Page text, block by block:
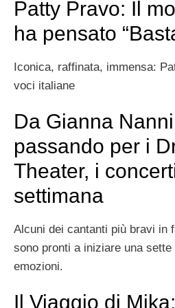
Patty Pravo: Il
ha pensato
Iconica, raffinata, immensa:
voci italiane
Da Gianna
passando per i
Theater, i
settimana
Alcuni dei cantanti più bravi in
sono pronti a iniziare una sette
emozioni.
Il Viaggio di